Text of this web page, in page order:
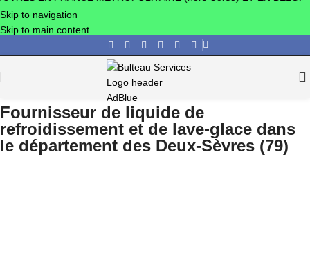
Skip to navigation
Skip to main content
Fournisseur de liquide de
refroidissement et de lave-glace dans
le département des Deux-Sèvres (79)